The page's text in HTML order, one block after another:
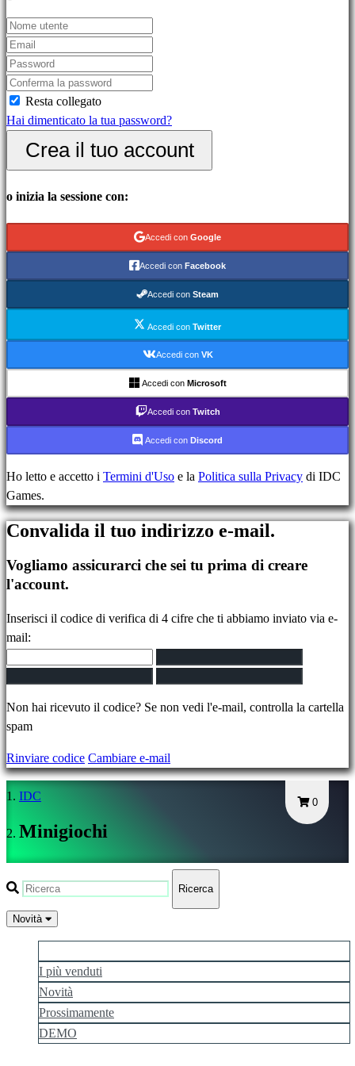
casual
Giochi
di
simulazione
Giochi
di
Giochi
Gameplays
gioco
Guide
Forum
IDC
Plays
IDC
Assistenza
FAQ
Account
Registrati
Accedi
Hai
la
tua
password?
Cambia
lingua
AR
BS
Resta collegato
Hai dimenticato la tua password?
Crea il tuo account
o inizia la sessione con:
Accedi con Google
Accedi con Facebook
Accedi con Steam
Accedi conTwitter
Accedi con VK
Accedi con Microsoft
Accedi con Twitch
Accedi con Discord
Ho letto e accetto i Termini d'Uso e la Politica sulla Privacy di IDC
Games.
Convalida il tuo indirizzo e-mail.
Vogliamo assicurarci che sei tu prima di creare
l'account.
Inserisci il codice di verifica di 4 cifre che ti abbiamo inviato via e-
mail:
Non hai ricevuto il codice? Se non vedi l'e-mail, controlla la cartella
spam
Rinviare codice Cambiare e-mail
0
IDC
Minigiochi
Ricerca
Novità
I più venduti
Novità
Prossimamente
DEMO